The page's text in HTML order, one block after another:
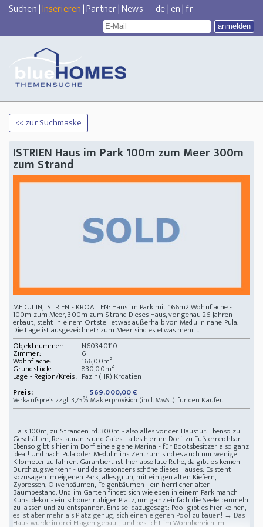
Suchen|Inserieren|Partner|News de|en|fr
<< zur Suchmaske
ISTRIEN Haus im Park 100m zum Meer 300m
zum Strand
MEDULIN, ISTRIEN - KROATIEN: Haus im Park mit 166m2 Wohnfläche -
100m zum Meer, 300m zum Strand Dieses Haus, vor genau 25 Jahren
erbaut, steht in einem Ortsteil etwas außerhalb von Medulin nahe Pula.
Die Lage ist ausgezeichnet: zum Meer sind es etwas mehr ...
Objektnummer:
N60340110
Zimmer: 6
Wohnfläche: 166,00m²
Grundstück: 830,00m²
Lage - Region/Kreis : Pazin(HR) Kroatien
Preis:
569.000,00 €
Verkaufspreis zzgl. 3,75% Maklerprovision (incl. MwSt.) für den Käufer.
... als 100m, zu Stränden rd. 300m - also alles vor der Haustür. Ebenso zu
Geschäften, Restaurants und Cafes - alles hier im Dorf zu Fuß erreichbar.
Ebenso gibt's hier im Dorf eine eigene Marina - für Bootsbesitzer also ganz
ideal! Und nach Pula oder Medulin ins Zentrum sind es auch nur wenige
Kilometer zu fahren. Garantiert ist hier absolute Ruhe, da gibt es keinen
Durchzugsverkehr - und das besonders schöne dieses Hauses: Es steht
sozusagen im eigenen Park, alles grün, mit einigen alten Kiefern,
Zypressen, Olivenbäumen, Feigenbäumen - ein herrlicher alter
Baumbestand. Und im Garten findet sich wie eben in einem Park manch
Kunstdekor - ein schöner ruhiger Platz, um ganz einfach die Seele baumeln
zu lassen und zu entspannen. Eins sei dazugesagt: Pool gibt es hier keinen,
es ist aber mehr als Platz genug, sich einen eigenen Pool zu bauen! → Das
Haus wurde in drei Etagen gebaut, und besticht im Wohnbereich im